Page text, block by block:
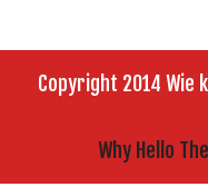
Copyright 2014 Wie
Why Hello